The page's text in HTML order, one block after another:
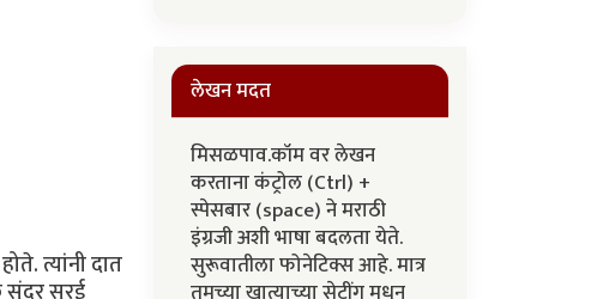
त्यांनी दात
लेखन मदत
मिसळपाव.कॉम वर लेखन
करताना कंट्रोल (Ctrl) +
स्पेसबार (space) ने मराठी
इंग्रजी अशी भाषा बदलता येते.
सुरूवातीला फोनेटिक्स आहे. मात्र